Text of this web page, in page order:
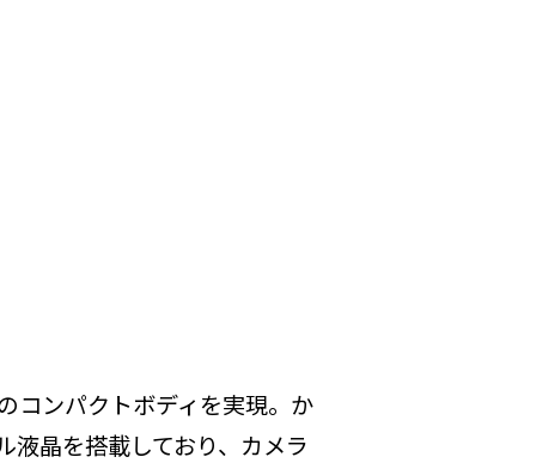
コンパクトボディを実現。か
液晶を搭載しており、カメラ